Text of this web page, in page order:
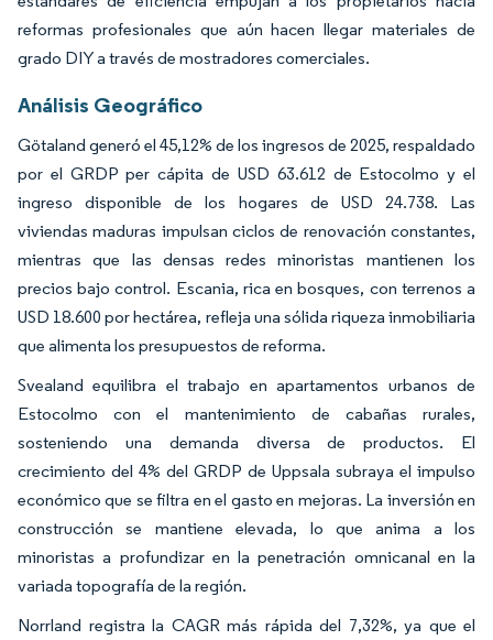
reformas profesionales que aún hacen llegar materiales de
grado DIY a través de mostradores comerciales.
Análisis Geográfico
Götaland generó el 45,12% de los ingresos de 2025, respaldado
por el GRDP per cápita de USD 63.612 de Estocolmo y el
ingreso disponible de los hogares de USD 24.738. Las
viviendas maduras impulsan ciclos de renovación constantes,
mientras que las densas redes minoristas mantienen los
precios bajo control. Escania, rica en bosques, con terrenos a
USD 18.600 por hectárea, refleja una sólida riqueza inmobiliaria
que alimenta los presupuestos de reforma.
Svealand equilibra el trabajo en apartamentos urbanos de
Estocolmo con el mantenimiento de cabañas rurales,
sosteniendo una demanda diversa de productos. El
crecimiento del 4% del GRDP de Uppsala subraya el impulso
económico que se filtra en el gasto en mejoras. La inversión en
construcción se mantiene elevada, lo que anima a los
minoristas a profundizar en la penetración omnicanal en la
variada topografía de la región.
Norrland registra la CAGR más rápida del 7,32%, ya que el